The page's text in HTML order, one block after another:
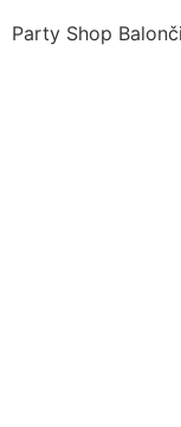
Party Shop